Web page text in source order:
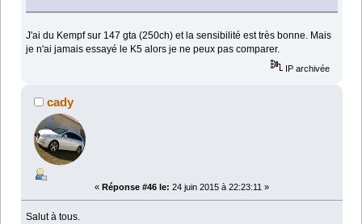
J'ai du Kempf sur 147 gta (250ch) et la sensibilité est très bonne. Mais
je n'ai jamais essayé le K5 alors je ne peux pas comparer.
IP archivée
cady
« Réponse #46 le: 24 juin 2015 à 22:23:11 »
Salut à tous.